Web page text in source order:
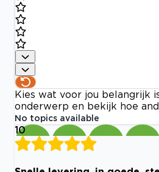
Kies wat voor jou belangrijk
onderwerp en bekijk hoe
No topics available
10